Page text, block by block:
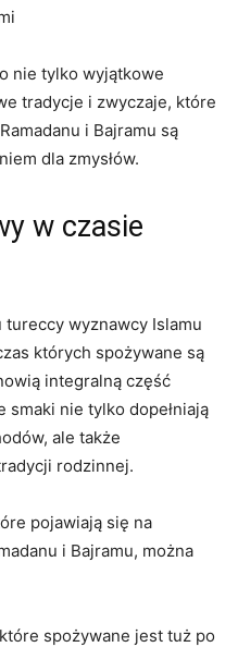
⁢nie tylko wyjątkowe
tradycje i‍ zwyczaje, które
i Bajramu ⁣są⁣
dla zmysłów.
w czasie
tureccy wyznawcy ‌Islamu
których ⁣spożywane są​
integralną część
nie tylko⁤ dopełniają
ale także⁢
‍rodzinnej.
pojawiają się na
i ​Bajramu, ⁢można
spożywane jest ⁢tuż po